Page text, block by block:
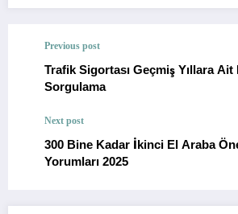
Previous post
Trafik Sigortası Geçmiş Yıllara Ait
Sorgulama
Next post
300 Bine Kadar İkinci El Araba
Yorumları 2025